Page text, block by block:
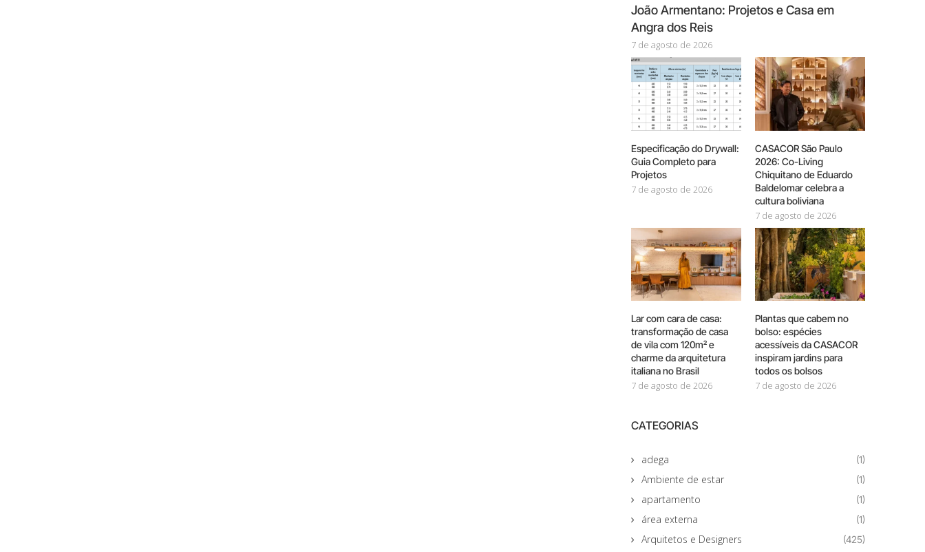
João Armentano: Projetos e Casa em
Angra dos Reis
7 de agosto de 2026
Especificação do Drywall:
Guia Completo para
Projetos
7 de agosto de 2026
CASACOR São Paulo
2026: Co-Living
Chiquitano de Eduardo
Baldelomar celebra a
cultura boliviana
7 de agosto de 2026
Lar com cara de casa:
transformação de casa
de vila com 120m² e
charme da arquitetura
italiana no Brasil
7 de agosto de 2026
Plantas que cabem no
bolso: espécies
acessíveis da CASACOR
inspiram jardins para
todos os bolsos
7 de agosto de 2026
CATEGORIAS
adega (1)
Ambiente de estar (1)
apartamento (1)
área externa (1)
Arquitetos e Designers (425)